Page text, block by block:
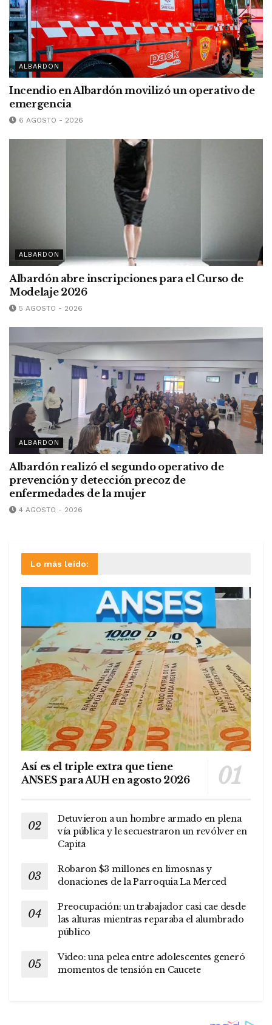
ALBARDON
Incendio en Albardón movilizó un operativo de
emergencia
6 AGOSTO - 2026
ALBARDON
Albardón abre inscripciones para el Curso de
Modelaje 2026
5 AGOSTO - 2026
ALBARDON
Albardón realizó el segundo operativo de
prevención y detección precoz de
enfermedades de la mujer
4 AGOSTO - 2026
Lo más leído:
Así es el triple extra que tiene
ANSES para AUH en agosto 2026
Detuvieron a un hombre armado en plena
vía pública y le secuestraron un revólver en
Capita
Robaron $3 millones en limosnas y
donaciones de la Parroquia La Merced
Preocupación: un trabajador casi cae desde
las alturas mientras reparaba el alumbrado
público
Video: una pelea entre adolescentes generó
momentos de tensión en Caucete